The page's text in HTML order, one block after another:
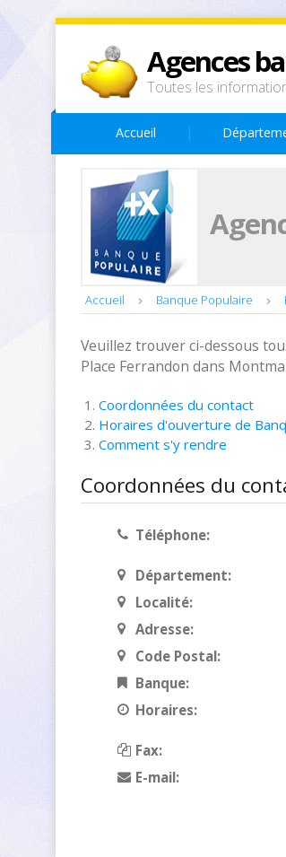
Agences
Toutes les
Accueil
Accueil Banque Populaire
Veuillez trouver ci-dessous
Place Ferrandon dans
Coordonnées du contact
Horaires d'ouverture de
Comment s'y rendre
Coordonnées du
Téléphone:
Département:
Localité:
Adresse:
Code Postal:
Banque:
Horaires:
Fax:
E-mail: